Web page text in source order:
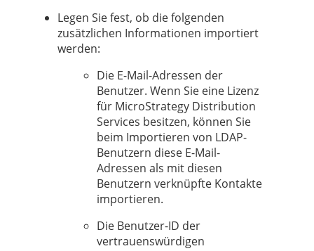
Legen Sie fest, ob die folgenden
zusätzlichen Informationen importiert
werden:
Die E-Mail-Adressen der
Benutzer. Wenn Sie eine Lizenz
für MicroStrategy Distribution
Services besitzen, können Sie
beim Importieren von LDAP-
Benutzern diese E-Mail-
Adressen als mit diesen
Benutzern verknüpfte Kontakte
importieren.
Die Benutzer-ID der
vertrauenswürdigen